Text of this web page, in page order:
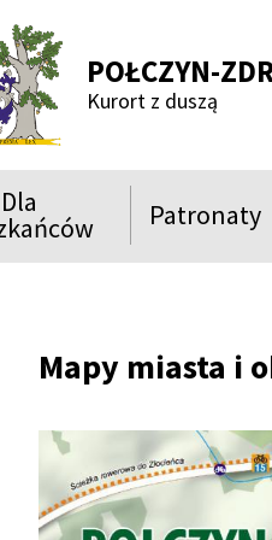
POŁCZYN-
Kurort z duszą
Dla
Rozwiń
menu
Patronaty
Show
Mapy miasta i